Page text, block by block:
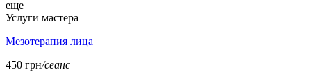
еще
Услуги мастера
Мезотерапия лица
450 грн/сеанс